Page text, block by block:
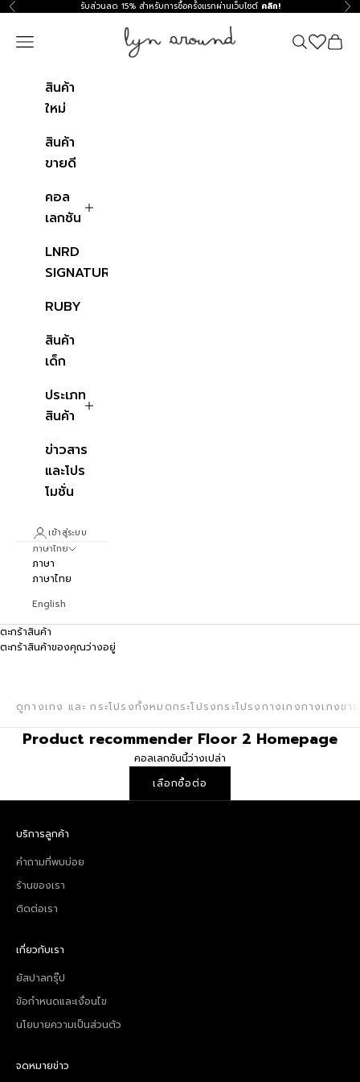
ข้ามไปที่เนื้อหา
ก่อนหน้า รับส่วนลด 15% สำหรับการซื้อครั้งแรกผ่านเว็บไซต์ คลิก! ถัด
Lyn around TH
Navigation menu ค้นหา ตะกร้า
สินค้า
ใหม่
สินค้า
ขายดี
คอล
เลกชัน
LNRD
SIGNATURE
RUBY
สินค้า
เด็ก
ประเภท
สินค้า
ข่าวสาร
และโปร
โมชั่น
เข้าสู่ระบบ
ภาษาไทย
ภาษา
ภาษาไทย
English
ตะกร้าสินค้า
ตะกร้าสินค้าของคุณว่างอยู่
ดูกางเกง และ กระโปรงทั้งหมดกระโปรงกระโปรงกางเกงกางเกงขา
Product recommender Floor 2 Homepage
คอลเลกชันนี้ว่างเปล่า
เลือกซื้อต่อ
บริการลูกค้า
คำถามที่พบบ่อย
ร้านของเรา
ติดต่อเรา
เกี่ยวกับเรา
ยัสปาลกรุ๊ป
ข้อกำหนดและเงื่อนไข
นโยบายความเป็นส่วนตัว
จดหมายข่าว